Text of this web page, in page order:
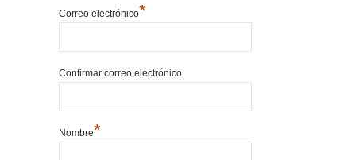
Correo electrónico*
Confirmar correo electrónico
Nombre*